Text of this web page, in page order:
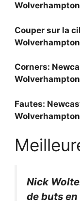
Couper sur la
Corners:
Fautes:
Nick
de buts